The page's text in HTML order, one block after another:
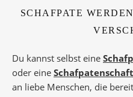
SCHAFPATE
Du kannst selbst eine
oder eine
an liebe Menschen, die